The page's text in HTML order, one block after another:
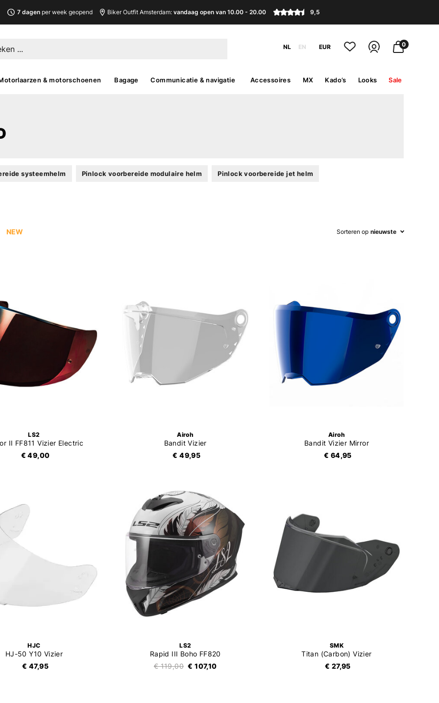
7 dagenper week geopend Biker Outfit Amsterdam: vandaag open van 10.00 - 20.00 9,5
NL EN EUR 0
& motorschoenen Bagage Communicatie & navigatie Accessoires MX Kado’s Looks Sale
systeemhelm Pinlock voorbereide modulaire helm Pinlock voorbereide jet helm
NEW Sorteren op nieuwste
LS2
II FF811 Vizier Electric
€ 49,00
Airoh
Bandit Vizier
€ 49,95
Airoh
Bandit Vizier Mirror
€ 64,95
HJC
HJ-50 Y10 Vizier
€ 47,95
LS2
Rapid III Boho FF820
€ 119,00 € 107,10
SMK
Titan (Carbon) Vizier
€ 27,95